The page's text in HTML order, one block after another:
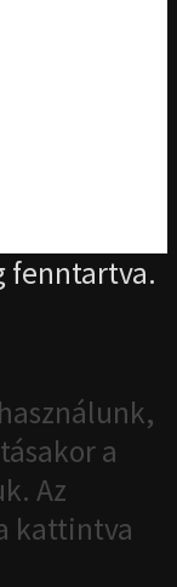
fenntartva.
a
Az
kattintva